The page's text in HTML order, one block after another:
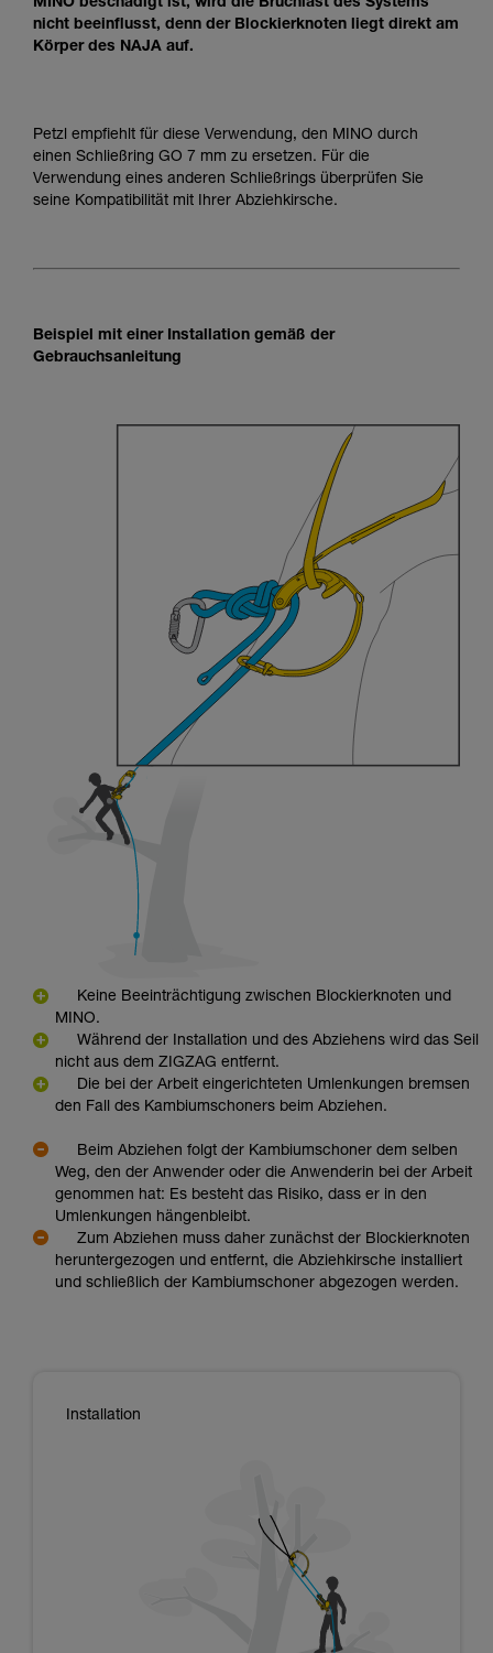
MINO beschädigt ist, wird die Bruchlast des Systems
nicht beeinflusst, denn der Blockierknoten liegt direkt am
Körper des NAJA auf.
Petzl empfiehlt für diese Verwendung, den MINO durch
einen Schließring GO 7 mm zu ersetzen. Für die
Verwendung eines anderen Schließrings überprüfen Sie
seine Kompatibilität mit Ihrer Abziehkirsche.
Beispiel mit einer Installation gemäß der
Gebrauchsanleitung
Keine Beeinträchtigung zwischen Blockierknoten und
MINO.
Während der Installation und des Abziehens wird das Seil
nicht aus dem ZIGZAG entfernt.
Die bei der Arbeit eingerichteten Umlenkungen bremsen
den Fall des Kambiumschoners beim Abziehen.
Beim Abziehen folgt der Kambiumschoner dem selben
Weg, den der Anwender oder die Anwenderin bei der Arbeit
genommen hat: Es besteht das Risiko, dass er in den
Umlenkungen hängenbleibt.
Zum Abziehen muss daher zunächst der Blockierknoten
heruntergezogen und entfernt, die Abziehkirsche installiert
und schließlich der Kambiumschoner abgezogen werden.
Installation